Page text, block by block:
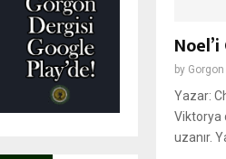
by
Yazar:
Viktorya
uzanır.